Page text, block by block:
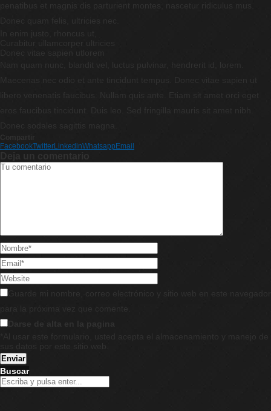
penatibus et magnis dis parturient montes, nascetur ridiculus mus.
Donec quam felis, ultricies nec.
Donec vitae sapien utlorem
Nam quam nunc, blandit vel, luctus pulvinar, hendrerit id, lorem.
Maecenas nec odio et ante tincidunt tempus. Donec vitae sapien ut
libero venenatis faucibus. Nullam quis ante. Etiam sit amet orci eget
eros faucibus tincidunt. Duis leo. Sed fringilla mauris sit amet nibh.
Donec sodales sagittis magna.
Compartir
FacebookTwitterLinkedinWhatsapp Email
Deja un comentario
Guarde mi nombre, correo electrónico y sitio web en este navegador
para la próxima vez que comente.
Darse de alta en la pagina
*Al usar este formulario, usted acepta el almacenamiento y manejo de
sus datos por este sitio web.
Buscar